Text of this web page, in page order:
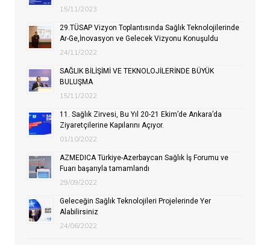
15/11/2023
29.TÜSAP Vizyon Toplantısında Sağlık Teknolojilerinde
Ar-Ge,İnovasyon ve Gelecek Vizyonu Konuşuldu
24/11/2022
SAĞLIK BİLİŞİMİ VE TEKNOLOJİLERİNDE BÜYÜK
BULUŞMA
15/11/2022
11. Sağlık Zirvesi, Bu Yıl 20-21 Ekim’de Ankara’da
Ziyaretçilerine Kapılarını Açıyor.
01/10/2022
AZMEDICA Türkiye-Azerbaycan Sağlık İş Forumu ve
Fuarı başarıyla tamamlandı
29/09/2022
Geleceğin Sağlık Teknolojileri Projelerinde Yer
Alabilirsiniz
24/06/2022